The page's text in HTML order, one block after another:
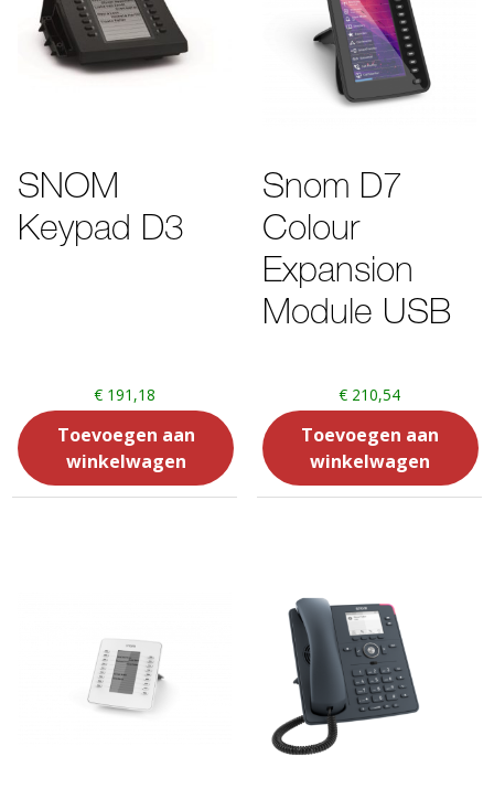
SNOM
Keypad D3
€ 191,18
Toevoegen aan
winkelwagen
Snom D7
Colour
Expansion
Module USB
€210,54
Toevoegen aan
winkelwagen